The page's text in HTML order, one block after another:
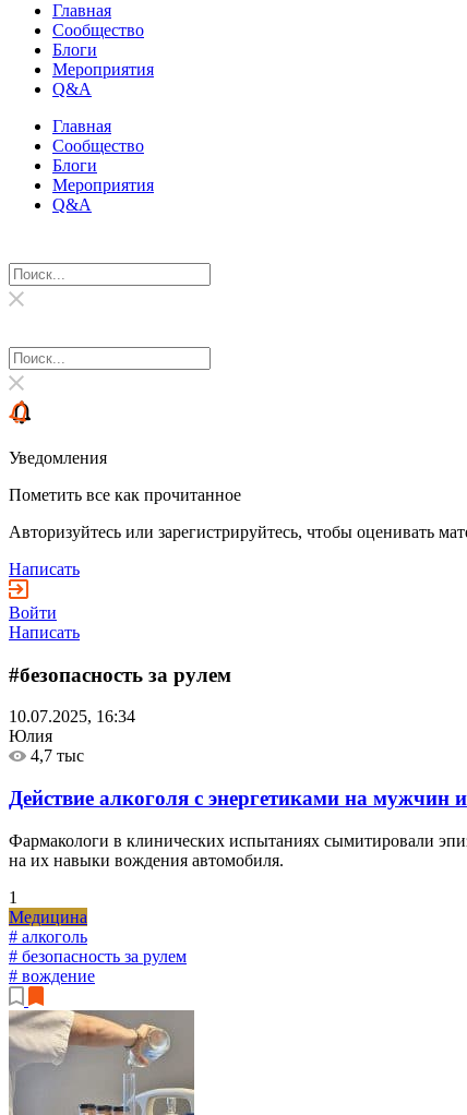
Главная
Сообщество
Блоги
Мероприятия
Q&A
Главная
Сообщество
Блоги
Мероприятия
Q&A
Уведомления
Пометить все как прочитанное
Авторизуйтесь или зарегистрируйтесь, чтобы оценивать
Написать
Войти
Написать
#безопасность за рулем
10.07.2025, 16:34
Юлия
4,7 тыс
Действие алкоголя с энергетиками на
Фармакологи в клинических испытаниях сымитировали
на их навыки вождения автомобиля.
1
Медицина
# алкоголь
# безопасность за рулем
# вождение